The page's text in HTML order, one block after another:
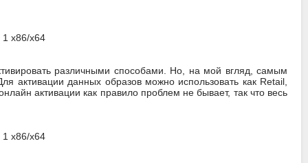
различными способами. Но, на мой вгляд, самым
активации данных образов можно использовать как Retail,
активации как правило проблем не бывает, так что весь